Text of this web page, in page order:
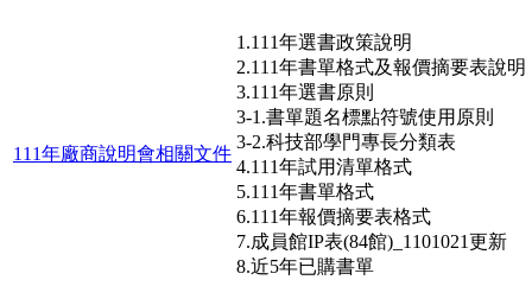
111年廠商說明會相關文件
1.111年選書政策說明
2.111年書單格式及報價摘要表說明
3.111年選書原則
3-1.書單題名標點符號使用原則
3-2.科技部學門專長分類表
4.111年試用清單格式
5.111年書單格式
6.111年報價摘要表格式
7.成員館IP表(84館)_1101021更新
8.近5年已購書單